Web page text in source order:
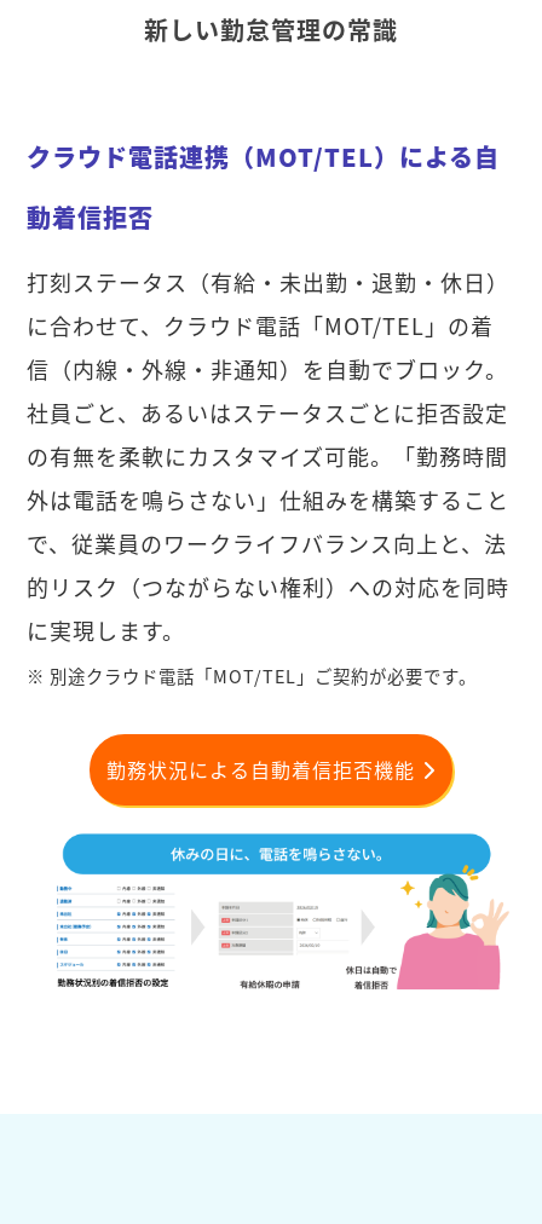
新しい勤怠管理の常識
クラウド電話連携（MOT/TEL）による自
動着信拒否
打刻ステータス（有給・未出勤・退勤・休日）
に合わせて、クラウド電話「MOT/TEL」の着
信（内線・外線・非通知）を自動でブロック。
社員ごと、あるいはステータスごとに拒否設定
の有無を柔軟にカスタマイズ可能。「勤務時間
外は電話を鳴らさない」仕組みを構築すること
で、従業員のワークライフバランス向上と、法
的リスク（つながらない権利）への対応を同時
に実現します。
※ 別途クラウド電話「MOT/TEL」ご契約が必要です。
勤務状況による自動着信拒否機能